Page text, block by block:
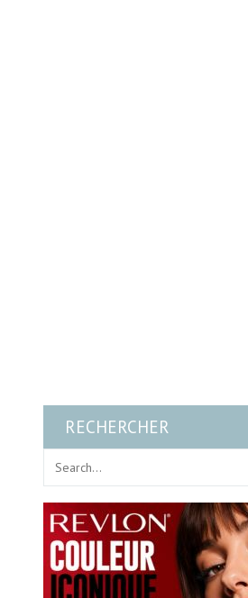
RECHERCHER